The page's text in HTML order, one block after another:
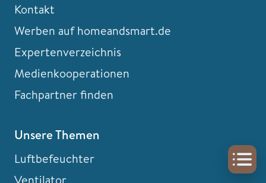
Kontakt
Werben auf homeandsmart.de
Expertenverzeichnis
Medienkooperationen
Fachpartner finden
Unsere Themen
Luftbefeuchter
Ventilator